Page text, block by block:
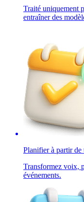
Traité uniquement
entraîner des
Planifier à partir de
Transformez voix,
événements.